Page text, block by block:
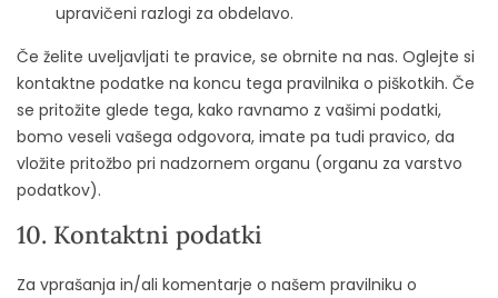
upravičeni razlogi za obdelavo.
Če želite uveljavljati te pravice, se obrnite na nas. Oglejte si
kontaktne podatke na koncu tega pravilnika o piškotkih. Če
se pritožite glede tega, kako ravnamo z vašimi podatki,
bomo veseli vašega odgovora, imate pa tudi pravico, da
vložite pritožbo pri nadzornem organu (organu za varstvo
podatkov).
10. Kontaktni podatki
Za vprašanja in/ali komentarje o našem pravilniku o